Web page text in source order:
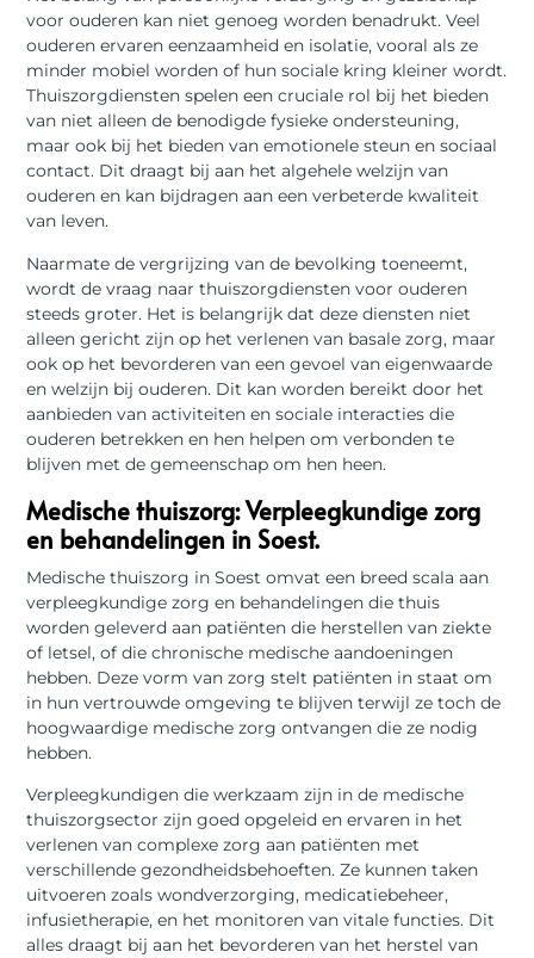
voor ouderen kan niet genoeg worden benadrukt. Veel
ouderen ervaren eenzaamheid en isolatie, vooral als ze
minder mobiel worden of hun sociale kring kleiner wordt.
Thuiszorgdiensten spelen een cruciale rol bij het bieden
van niet alleen de benodigde fysieke ondersteuning,
maar ook bij het bieden van emotionele steun en sociaal
contact. Dit draagt bij aan het algehele welzijn van
ouderen en kan bijdragen aan een verbeterde kwaliteit
van leven.
Naarmate de vergrijzing van de bevolking toeneemt,
wordt de vraag naar thuiszorgdiensten voor ouderen
steeds groter. Het is belangrijk dat deze diensten niet
alleen gericht zijn op het verlenen van basale zorg, maar
ook op het bevorderen van een gevoel van eigenwaarde
en welzijn bij ouderen. Dit kan worden bereikt door het
aanbieden van activiteiten en sociale interacties die
ouderen betrekken en hen helpen om verbonden te
blijven met de gemeenschap om hen heen.
Medische thuiszorg: Verpleegkundige zorg
en behandelingen in Soest.
Medische thuiszorg in Soest omvat een breed scala aan
verpleegkundige zorg en behandelingen die thuis
worden geleverd aan patiënten die herstellen van ziekte
of letsel, of die chronische medische aandoeningen
hebben. Deze vorm van zorg stelt patiënten in staat om
in hun vertrouwde omgeving te blijven terwijl ze toch de
hoogwaardige medische zorg ontvangen die ze nodig
hebben.
Verpleegkundigen die werkzaam zijn in de medische
thuiszorgsector zijn goed opgeleid en ervaren in het
verlenen van complexe zorg aan patiënten met
verschillende gezondheidsbehoeften. Ze kunnen taken
uitvoeren zoals wondverzorging, medicatiebeheer,
infusietherapie, en het monitoren van vitale functies. Dit
alles draagt bij aan het bevorderen van het herstel van